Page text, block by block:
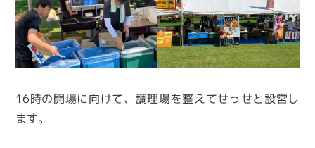
16時の開場に向けて、調理場を整えてせっせと設営し
ます。